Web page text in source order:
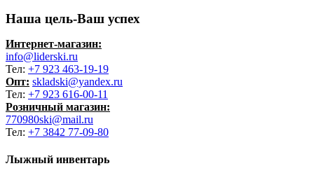
Наша цель-Ваш успех
Интернет-магазин:
info@liderski.ru
Тел: +7 923 463-19-19
Опт: skladski@yandex.ru
Тел: +7 923 616-00-11
Розничный магазин:
770980ski@mail.ru
Тел: +7 3842 77-09-80
Лыжный инвентарь